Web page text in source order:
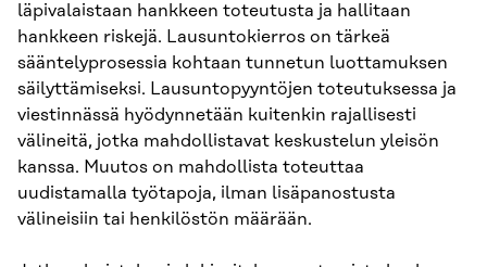
läpivalaistaan hankkeen toteutusta ja hallitaan
hankkeen riskejä. Lausuntokierros on tärkeä
sääntelyprosessia kohtaan tunnetun luottamuksen
säilyttämiseksi. Lausuntopyyntöjen toteutuksessa ja
viestinnässä hyödynnetään kuitenkin rajallisesti
välineitä, jotka mahdollistavat keskustelun yleisön
kanssa. Muutos on mahdollista toteuttaa
uudistamalla työtapoja, ilman lisäpanostusta
välineisiin tai henkilöstön määrään.